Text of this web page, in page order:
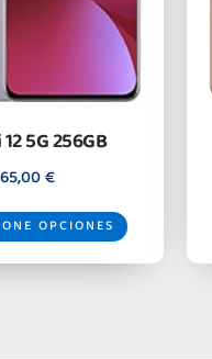
5G 256GB
65,00€
OPCIONES